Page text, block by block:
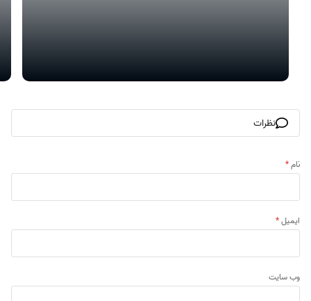
نظرات
نام*
ایمیل*
وب‌ سایت